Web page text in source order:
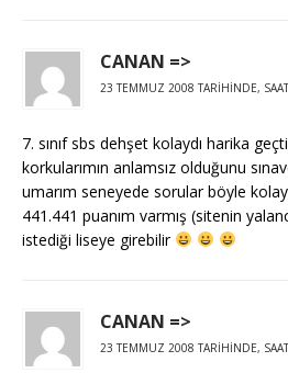
CANAN =>
23 TEMMUZ 2008 TARIHINDE,
7. sınıf sbs dehşet kolaydı harika
korkularımın anlamsız olduğunu
umarım seneyede sorular böyle
441.441 puanım varmış (sitenin
istediği liseye girebilir
CANAN =>
23 TEMMUZ 2008 TARIHINDE,